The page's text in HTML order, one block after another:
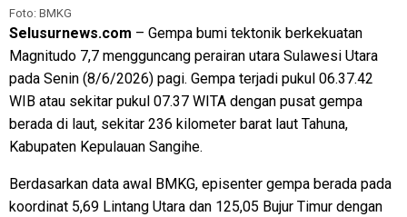
Foto: BMKG
Selusurnews.com – Gempa bumi tektonik berkekuatan
Magnitudo 7,7 mengguncang perairan utara Sulawesi Utara
pada Senin (8/6/2026) pagi. Gempa terjadi pukul 06.37.42
WIB atau sekitar pukul 07.37 WITA dengan pusat gempa
berada di laut, sekitar 236 kilometer barat laut Tahuna,
Kabupaten Kepulauan Sangihe.
Berdasarkan data awal BMKG, episenter gempa berada pada
koordinat 5,69 Lintang Utara dan 125,05 Bujur Timur dengan